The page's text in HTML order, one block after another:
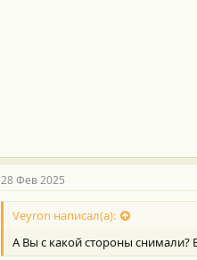
28 Фев 2025
Veyron написал(а):
А Вы с какой стороны снимали?